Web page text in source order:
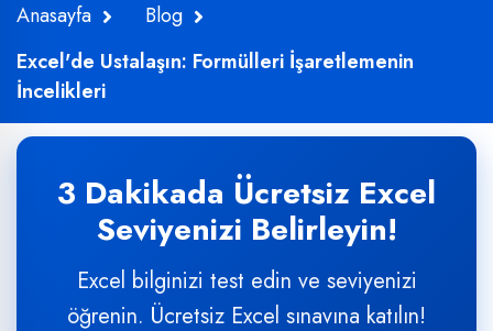
Anasayfa
Blog
Excel'de Ustalaşın: Formülleri İşaretlemenin
İncelikleri
3 Dakikada Ücretsiz Excel
Seviyenizi Belirleyin!
Excel bilginizi test edin ve seviyenizi
öğrenin. Ücretsiz Excel sınavına katılın!